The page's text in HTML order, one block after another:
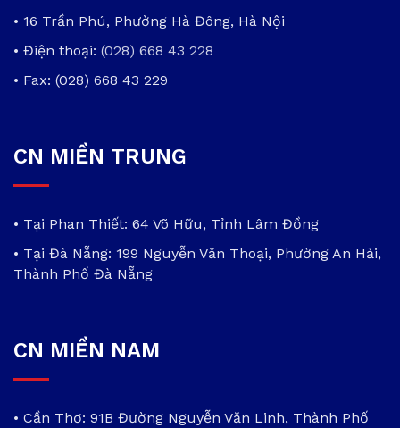
• 16 Trần Phú, Phường Hà Đông, Hà Nội
• Điện thoại: (028) 668 43 228
• Fax: (028) 668 43 229
CN MIỀN TRUNG
• Tại Phan Thiết: 64 Võ Hữu, Tỉnh Lâm Đồng
• Tại Đà Nẵng: 199 Nguyễn Văn Thoại, Phường An Hải,
Thành Phố Đà Nẵng
CN MIỀN NAM
• Cần Thơ: 91B Đường Nguyễn Văn Linh, Thành Phố